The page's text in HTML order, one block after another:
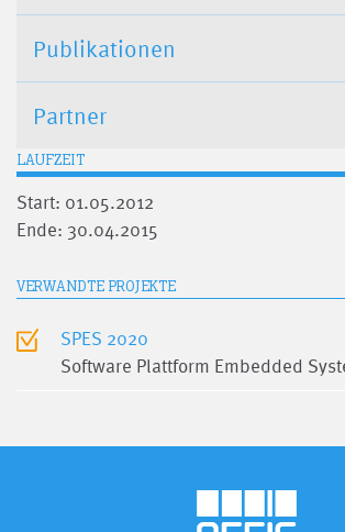
Publikationen
Partner
LAUFZEIT
Start: 01.05.2012
Ende: 30.04.2015
VERWANDTE PROJEKTE
SPES 2020
Software Plattform Embedded